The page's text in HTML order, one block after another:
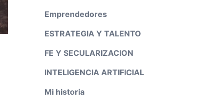
Emprendedores
ESTRATEGIA Y TALENTO
FE Y SECULARIZACION
INTELIGENCIA ARTIFICIAL
Mi historia